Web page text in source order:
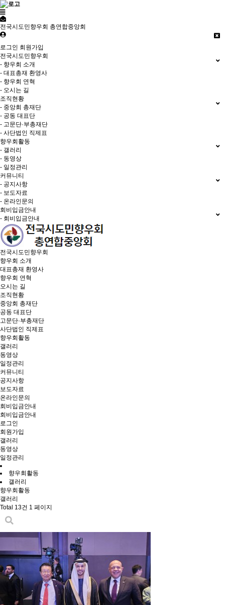
전국시도민향우회 총연합중앙회
로그인 회원가입
전국시도민향우회
- 향우회 소개
- 대표총재 환영사
- 향우회 연혁
- 오시는 길
조직현황
- 중앙회 총재단
- 공동 대표단
- 고문단·부총재단
- 사단법인 직제표
향우회활동
- 갤러리
- 동영상
- 일정관리
커뮤니티
- 공지사항
- 보도자료
- 온라인문의
회비입금안내
- 회비입금안내
전국시도민향우회
향우회 소개
대표총재 환영사
향우회 연혁
오시는 길
조직현황
중앙회 총재단
공동 대표단
고문단·부총재단
사단법인 직제표
향우회활동
갤러리
동영상
일정관리
커뮤니티
공지사항
보도자료
온라인문의
회비입금안내
회비입금안내
로그인
회원가입
갤러리
동영상
일정관리
향우회활동
갤러리
향우회활동
갤러리
Total 13건 1 페이지